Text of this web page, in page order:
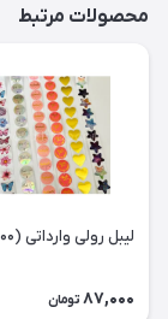
محصولات مرتبط
لیبل رولی وارداتی (۵۰۰تایی)
87,000 تومان